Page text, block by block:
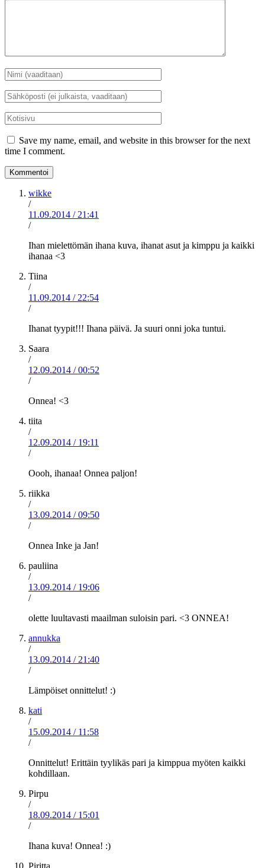
Nimi
*
Sähköposti
*
Kotisivu
Save my name, email, and website in this browser for the next
time I comment.
wikke
/
11.09.2014 / 21:41
/
Ihan mielettömän ihana kuva, ihanat asut ja kimppu ja kaikki
ihanaa <3
Tiina
/
11.09.2014 / 22:54
/
Ihanat tyypit!!! Ihana päivä. Ja suuri onni joka tuntui.
Saara
/
12.09.2014 / 00:52
/
Onnea! <3
tiita
/
12.09.2014 / 19:11
/
Oooh, ihanaa! Onnea paljon!
riikka
/
13.09.2014 / 09:50
/
Onnea Inke ja Jan!
pauliina
/
13.09.2014 / 19:06
/
olette luultavasti maailman suloisin pari. <3 ONNEA!
annukka
/
13.09.2014 / 21:40
/
Lämpöiset onnittelut! :)
kati
/
15.09.2014 / 11:58
/
Onnittelut! Erittäin tyylikäs pari ja kimppua myöten kaikki
kohdillaan.
Pirpu
/
18.09.2014 / 15:01
/
Ihana kuva! Onnea! :)